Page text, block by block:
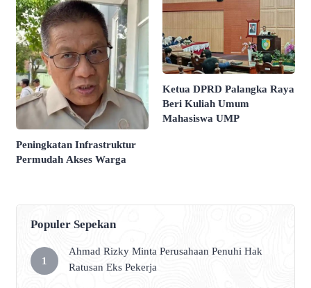
Peningkatan Infrastruktur
Permudah Akses Warga
Ketua DPRD Palangka Raya
Beri Kuliah Umum
Mahasiswa UMP
Populer Sepekan
Ahmad Rizky Minta Perusahaan Penuhi Hak
Ratusan Eks Pekerja